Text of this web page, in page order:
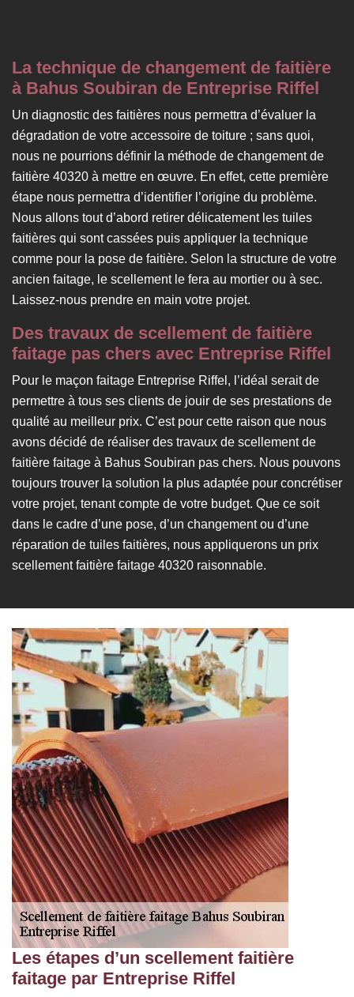
La technique de changement de faitière
à Bahus Soubiran de Entreprise Riffel
Un diagnostic des faitières nous permettra d’évaluer la
dégradation de votre accessoire de toiture ; sans quoi,
nous ne pourrions définir la méthode de changement de
faitière 40320 à mettre en œuvre. En effet, cette première
étape nous permettra d’identifier l’origine du problème.
Nous allons tout d’abord retirer délicatement les tuiles
faitières qui sont cassées puis appliquer la technique
comme pour la pose de faitière. Selon la structure de votre
ancien faitage, le scellement le fera au mortier ou à sec.
Laissez-nous prendre en main votre projet.
Des travaux de scellement de faitière
faitage pas chers avec Entreprise Riffel
Pour le maçon faitage Entreprise Riffel, l’idéal serait de
permettre à tous ses clients de jouir de ses prestations de
qualité au meilleur prix. C’est pour cette raison que nous
avons décidé de réaliser des travaux de scellement de
faitière faitage à Bahus Soubiran pas chers. Nous pouvons
toujours trouver la solution la plus adaptée pour concrétiser
votre projet, tenant compte de votre budget. Que ce soit
dans le cadre d’une pose, d’un changement ou d’une
réparation de tuiles faitières, nous appliquerons un prix
scellement faitière faitage 40320 raisonnable.
Les étapes d’un scellement faitière
faitage par Entreprise Riffel